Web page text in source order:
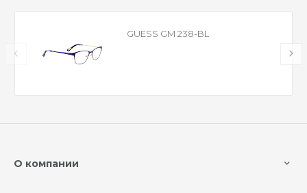
GUESS GM 238-BL
О компании